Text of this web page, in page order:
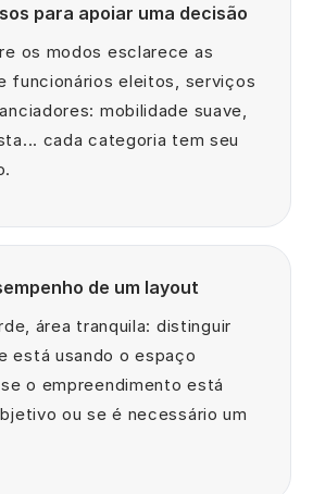
para apoiar uma decisão
os modos esclarece as
funcionários eleitos, serviços
mobilidade suave,
cada categoria tem seu
de um layout
área tranquila: distinguir
está usando o espaço
o empreendimento está
ou se é necessário um